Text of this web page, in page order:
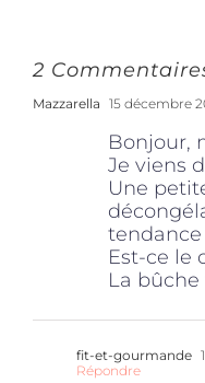
2
Mazzarella 15 décembre
Bonjour,
Je viens
Une
Est-ce le
La
fit-et-gourmande
Répondre